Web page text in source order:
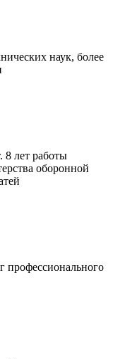
наук, более
8 лет работы
оборонной
профессионального